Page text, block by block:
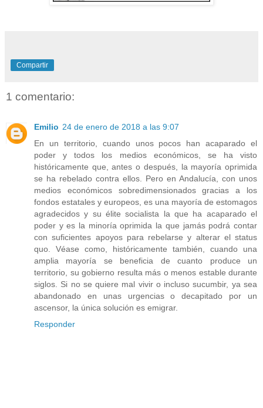
Compartir
1 comentario:
Emilio 24 de enero de 2018 a las 9:07
En un territorio, cuando unos pocos han acaparado el
poder y todos los medios económicos, se ha visto
históricamente que, antes o después, la mayoría oprimida
se ha rebelado contra ellos. Pero en Andalucía, con unos
medios económicos sobredimensionados gracias a los
fondos estatales y europeos, es una mayoría de estomagos
agradecidos y su élite socialista la que ha acaparado el
poder y es la minoría oprimida la que jamás podrá contar
con suficientes apoyos para rebelarse y alterar el status
quo. Véase como, históricamente también, cuando una
amplia mayoría se beneficia de cuanto produce un
territorio, su gobierno resulta más o menos estable durante
siglos. Si no se quiere mal vivir o incluso sucumbir, ya sea
abandonado en unas urgencias o decapitado por un
ascensor, la única solución es emigrar.
Responder